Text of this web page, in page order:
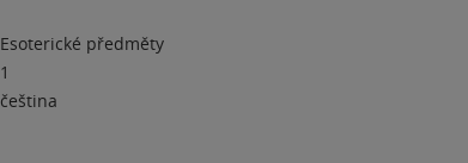
Esoterické předměty
1
čeština